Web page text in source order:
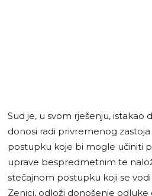
Sud je, u svom rješenju, istakao
donosi radi privremenog
postupku koje bi mogle učiniti
uprave bespredmetnim te
stečajnom postupku koji se
Zenici, odloži donošenje odluke